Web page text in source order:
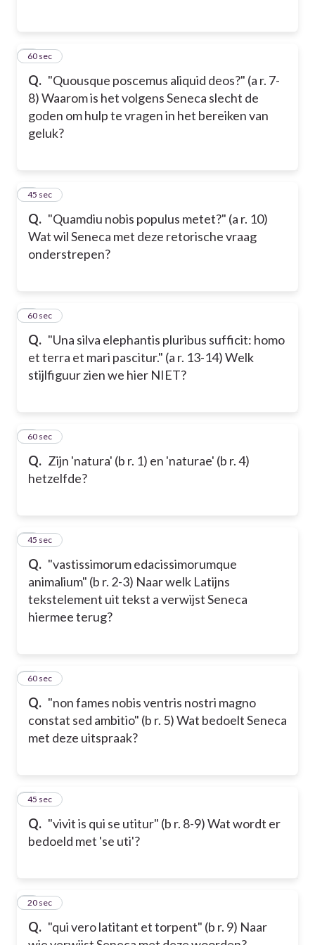
Q. "Quousque poscemus aliquid deos?" (a r. 7-
8) Waarom is het volgens Seneca slecht de
goden om hulp te vragen in het bereiken van
geluk?
260 sec
Q. "Quamdiu nobis populus metet?" (a r. 10)
Wat wil Seneca met deze retorische vraag
onderstrepen?
3
45 sec
Q. "Una silva elephantis pluribus sufficit: homo
et terra et mari pascitur." (a r. 13-14) Welk
stijlfiguur zien we hier NIET?
460 sec
Q. Zijn 'natura' (b r. 1) en 'naturae' (b r. 4)
hetzelfde?
560 sec
Q. "vastissimorum edacissimorumque
animalium" (b r. 2-3) Naar welk Latijns
tekstelement uit tekst a verwijst Seneca
hiermee terug?
6
45 sec
Q. "non fames nobis ventris nostri magno
constat sed ambitio" (b r. 5) Wat bedoelt Seneca
met deze uitspraak?
760 sec
Q. "vivit is qui se utitur" (b r. 8-9) Wat wordt er
bedoeld met 'se uti'?
8
45 sec
Q. "qui vero latitant et torpent" (b r. 9) Naar
9
20 sec